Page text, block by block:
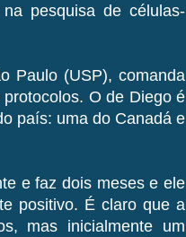
pesquisa de células-
Paulo (USP), comanda
O de Diego é
país: uma do Canadá e
e faz dois meses e ele
positivo. É claro que a
mas inicialmente um